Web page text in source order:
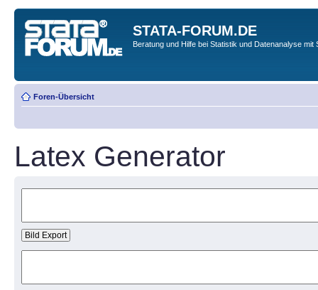
STATA-FORUM.DE
Beratung und Hilfe bei Statistik und Datenanalyse mit
Foren-Übersicht
Latex Generator